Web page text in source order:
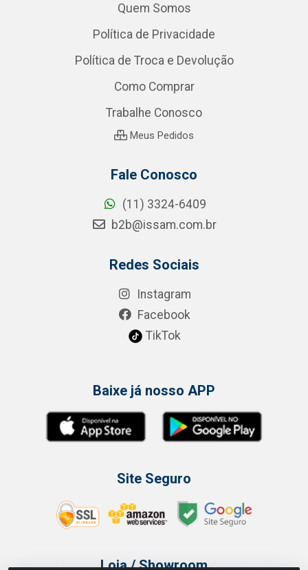
Quem Somos
Política de Privacidade
Política de Troca e Devolução
Como Comprar
Trabalhe Conosco
Meus Pedidos
Fale Conosco
(11) 3324-6409
b2b@issam.com.br
Redes Sociais
Instagram
Facebook
TikTok
Baixe já nosso APP
Site Seguro
Loja / Showroom